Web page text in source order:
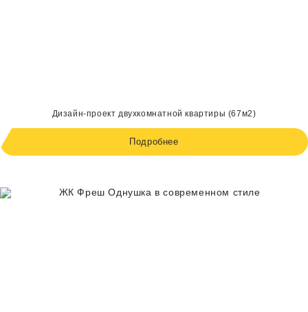
Дизайн-проект двухкомнатной квартиры (67м2)
Подробнее